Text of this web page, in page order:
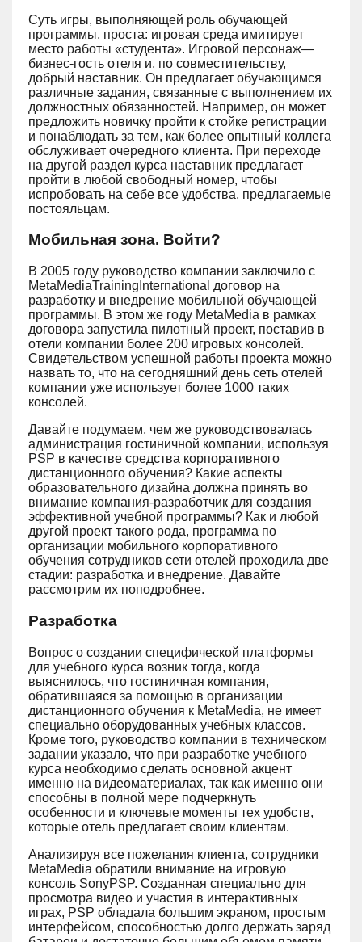
Суть игры, выполняющей роль обучающей
программы, проста: игровая среда имитирует
место работы «студента». Игровой персонаж―
бизнес-гость отеля и, по совместительству,
добрый наставник. Он предлагает обучающимся
различные задания, связанные с выполнением их
должностных обязанностей. Например, он может
предложить новичку пройти к стойке регистрации
и понаблюдать за тем, как более опытный коллега
обслуживает очередного клиента. При переходе
на другой раздел курса наставник предлагает
пройти в любой свободный номер, чтобы
испробовать на себе все удобства, предлагаемые
постояльцам.
Мобильная зона. Войти?
В 2005 году руководство компании заключило с
MetaMediaTrainingInternational договор на
разработку и внедрение мобильной обучающей
программы. В этом же году MetaMedia в рамках
договора запустила пилотный проект, поставив в
отели компании более 200 игровых консолей.
Свидетельством успешной работы проекта можно
назвать то, что на сегодняшний день сеть отелей
компании уже использует более 1000 таких
консолей.
Давайте подумаем, чем же руководствовалась
администрация гостиничной компании, используя
PSP в качестве средства корпоративного
дистанционного обучения? Какие аспекты
образовательного дизайна должна принять во
внимание компания-разработчик для создания
эффективной учебной программы? Как и любой
другой проект такого рода, программа по
организации мобильного корпоративного
обучения сотрудников сети отелей проходила две
стадии: разработка и внедрение. Давайте
рассмотрим их поподробнее.
Разработка
Вопрос о создании специфической платформы
для учебного курса возник тогда, когда
выяснилось, что гостиничная компания,
обратившаяся за помощью в организации
дистанционного обучения к MetaMedia, не имеет
специально оборудованных учебных классов.
Кроме того, руководство компании в техническом
задании указало, что при разработке учебного
курса необходимо сделать основной акцент
именно на видеоматериалах, так как именно они
способны в полной мере подчеркнуть
особенности и ключевые моменты тех удобств,
которые отель предлагает своим клиентам.
Анализируя все пожелания клиента, сотрудники
MetaMedia обратили внимание на игровую
консоль SonyPSP. Созданная специально для
просмотра видео и участия в интерактивных
играх, PSP обладала большим экраном, простым
интерфейсом, способностью долго держать заряд